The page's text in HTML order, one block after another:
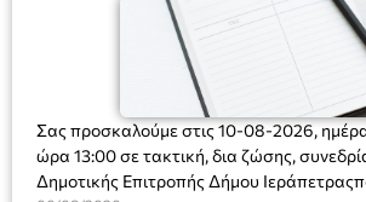
Σας προσκαλούμε στις 10-08-2026,
ώρα 13:00 σε τακτική, δια ζώσης,
Δημοτικής Επιτροπής Δήμου